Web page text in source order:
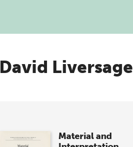
David Liversage
Material and